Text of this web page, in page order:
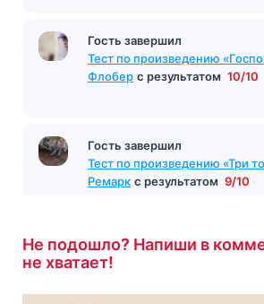
Гость завершил
Тест по произведению
Флобер с результатом 10/10
Гость завершил
Тест по произведению «Три
Ремарк с результатом 9/10
Не подошло? Напиши в
не хватает!